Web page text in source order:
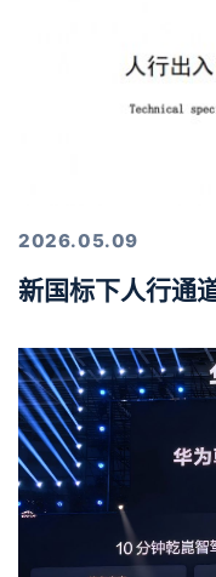
2026.05.09
新国标下人行通